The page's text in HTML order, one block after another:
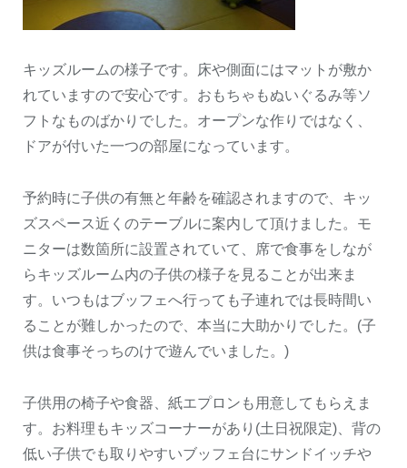
キッズルームの様子です。床や側面にはマットが敷か
れていますので安心です。おもちゃもぬいぐるみ等ソ
フトなものばかりでした。オープンな作りではなく、
ドアが付いた一つの部屋になっています。
予約時に子供の有無と年齢を確認されますので、キッ
ズスペース近くのテーブルに案内して頂けました。モ
ニターは数箇所に設置されていて、席で食事をしなが
らキッズルーム内の子供の様子を見ることが出来ま
す。いつもはブッフェへ行っても子連れでは長時間い
ることが難しかったので、本当に大助かりでした。(子
供は食事そっちのけで遊んでいました。)
子供用の椅子や食器、紙エプロンも用意してもらえま
す。お料理もキッズコーナーがあり(土日祝限定)、背の
低い子供でも取りやすいブッフェ台にサンドイッチや